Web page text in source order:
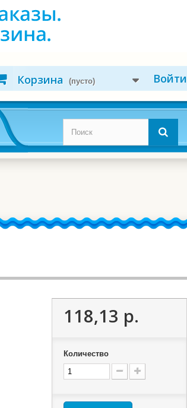
Войти
Корзина (пусто)
118,13 р.
Количество